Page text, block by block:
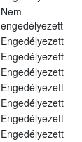
Nem
engedélyezett
Engedélyezett
Engedélyezett
Engedélyezett
Engedélyezett
Engedélyezett
Engedélyezett
Engedélyezett